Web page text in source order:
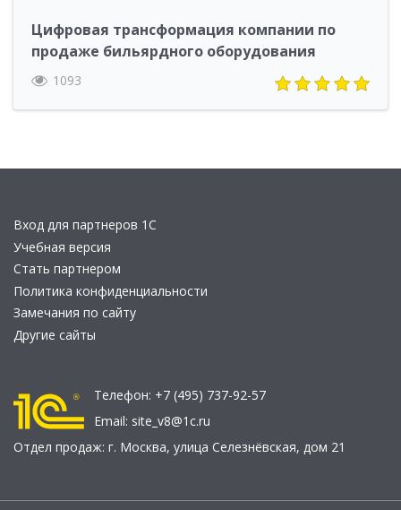
Цифровая трансформация компании по
продаже бильярдного оборудования
1093
Вход для партнеров 1С
Учебная версия
Стать партнером
Политика конфиденциальности
Замечания по сайту
Другие сайты
Телефон: +7 (495) 737-92-57
Email: site_v8@1c.ru
Отдел продаж: г. Москва, улица Селезнёвская, дом 21